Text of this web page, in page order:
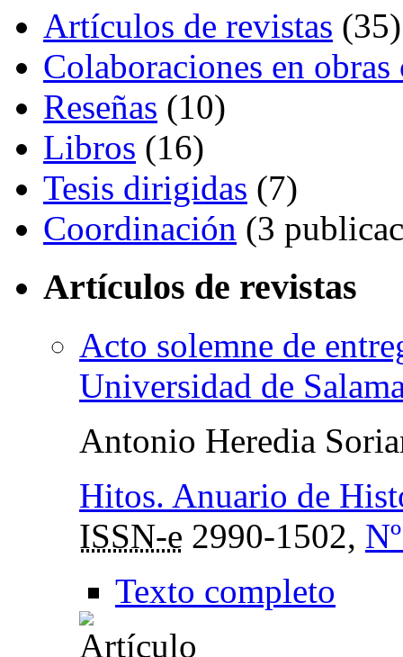
Artículos de revistas (35)
Colaboraciones en
Reseñas (10)
Libros (16)
Tesis dirigidas (7)
Coordinación (3
Artículos de revistas
Acto solemne de
Universidad de
Antonio Heredia
Hitos. Anuario de
ISSN-e 2990-1502,
Texto completo